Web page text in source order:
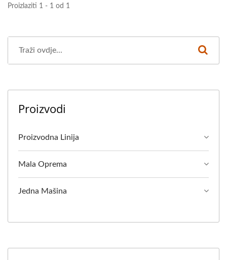
Proizlaziti 1 - 1 od 1
Proizvodi
Proizvodna Linija
Mala Oprema
Jedna Mašina